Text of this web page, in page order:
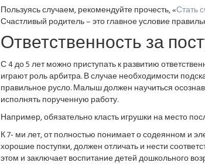
Пользуясь случаем, рекомендуйте прочесть, «Стать
Счастливый родитель – это главное условие
Ответственность за
С 4 до 5 лет можно приступать к развитию
играют роль арбитра. В случае необходимости
правильное русло. Малыш должен научиться
исполнять порученную работу.
Например, обязательно класть игрушки на место
К 7- ми лет, от полностью понимает о содеянном и
хорошие поступки, должен отличать и нести
этом и заключает воспитание детей дошкольного